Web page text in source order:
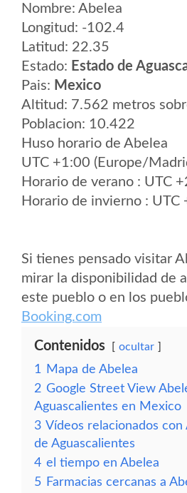
Nombre: Abelea
Longitud: -102.4
Latitud: 22.35
Estado: Estado de
Pais: Mexico
Altitud: 7.562 metros
Poblacion: 10.422
Huso horario de Abelea
UTC +1:00 (Europe/
Horario de verano : UTC
Horario de invierno : UTC
Si tienes pensado visitar
mirar la disponibilidad de
este pueblo o en los
Booking.com
Contenidos ocultar
1
Mapa de Abelea
2 Google Street View
Aguascalientes en Mexico
3 Vídeos relacionados con
de Aguascalientes
4 el tiempo en Abelea
5 Farmacias cercanas a